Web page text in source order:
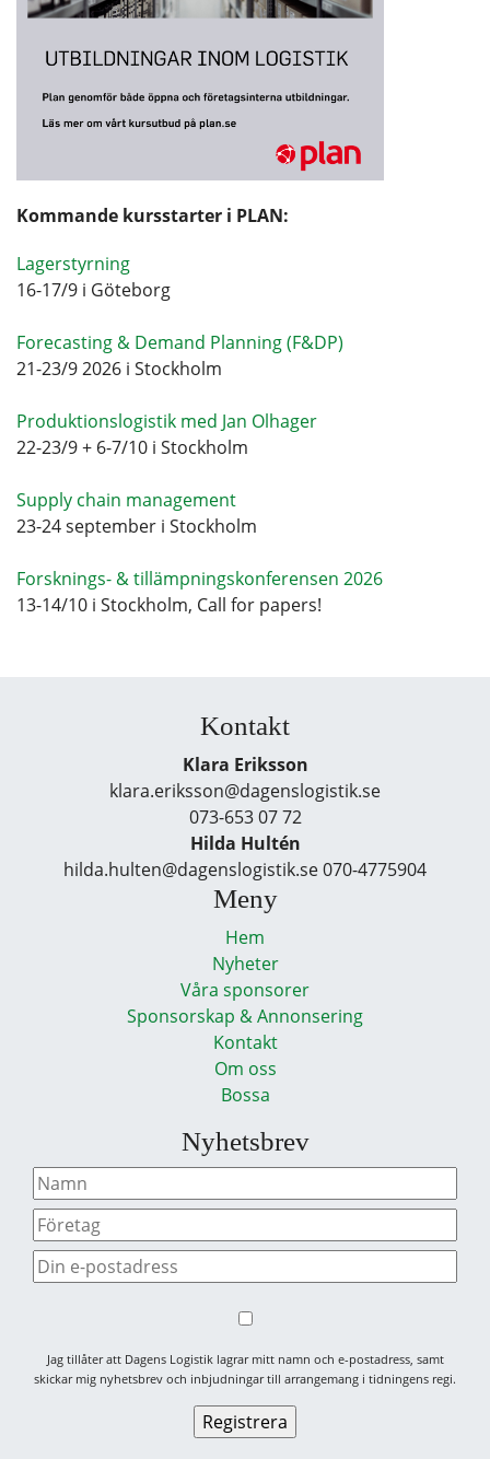
Kommande kursstarter i PLAN:
Lagerstyrning
16-17/9 i Göteborg
Forecasting & Demand Planning (F&DP)
21-23/9 2026 i Stockholm
Produktionslogistik med Jan Olhager
22-23/9 + 6-7/10 i Stockholm
Supply chain management
23-24 september i Stockholm
Forsknings- & tillämpningskonferensen 2026
13-14/10 i Stockholm, Call for papers!
Kontakt
Klara Eriksson
klara.eriksson@dagenslogistik.se
073-653 07 72
Hilda Hultén
hilda.hulten@dagenslogistik.se 070-4775904
Meny
Hem
Nyheter
Våra sponsorer
Sponsorskap & Annonsering
Kontakt
Om oss
Bossa
Nyhetsbrev
Jag tillåter att Dagens Logistik lagrar mitt namn och e-postadress, samt
skickar mig nyhetsbrev och inbjudningar till arrangemang i tidningens regi.